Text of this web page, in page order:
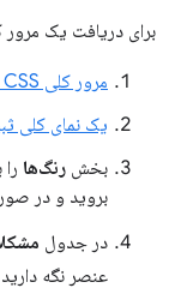
برای دریافت یک مرور
مرور کلی CSS را
یک نمای کلی
بخش رنگ‌ها
بروید و در
در جدول
عنصر نگه